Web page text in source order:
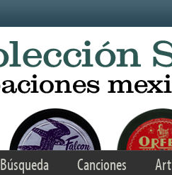
Búsqueda Canciones